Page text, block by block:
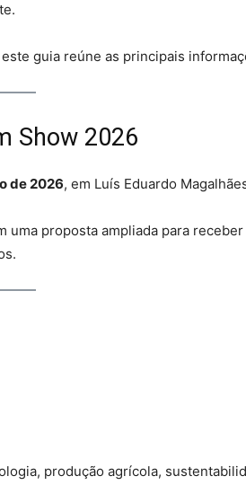
guia reúne as principais
Show 2026
de 2026, em Luís Eduardo
uma proposta ampliada para receber
produção agrícola,